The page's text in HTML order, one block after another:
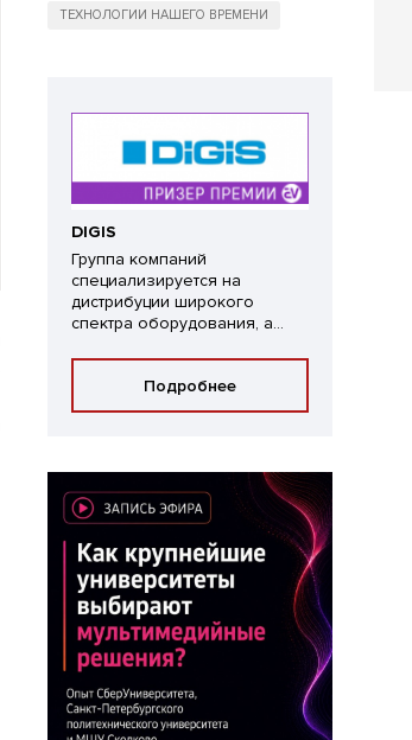
ТЕХНОЛОГИИ НАШЕГО ВРЕМЕНИ
DIGIS
Группа компаний
специализируется на
дистрибуции широкого
спектра оборудования, а...
Подробнее